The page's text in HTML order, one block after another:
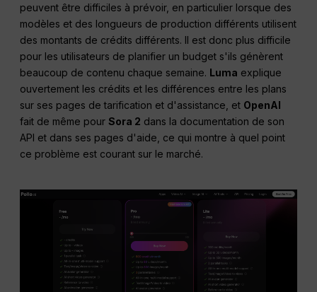
peuvent être difficiles à prévoir, en particulier lorsque des
modèles et des longueurs de production différents utilisent
des montants de crédits différents. Il est donc plus difficile
pour les utilisateurs de planifier un budget s'ils génèrent
beaucoup de contenu chaque semaine. Luma explique
ouvertement les crédits et les différences entre les plans
sur ses pages de tarification et d'assistance, et OpenAI
fait de même pourSora 2 dans la documentation de son
API et dans ses pages d'aide, ce qui montre à quel point
ce problème est courant sur le marché.